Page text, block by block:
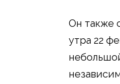
Он также
утра 22